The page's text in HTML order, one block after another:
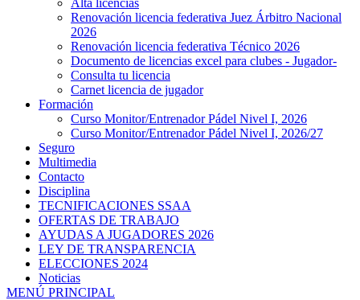
Alta licencias
Renovación licencia federativa Juez Árbitro Nacional
2026
Renovación licencia federativa Técnico 2026
Documento de licencias excel para clubes - Jugador-
Consulta tu licencia
Carnet licencia de jugador
Formación
Curso Monitor/Entrenador Pádel Nivel I, 2026
Curso Monitor/Entrenador Pádel Nivel I, 2026/27
Seguro
Multimedia
Contacto
Disciplina
TECNIFICACIONES SSAA
OFERTAS DE TRABAJO
AYUDAS A JUGADORES 2026
LEY DE TRANSPARENCIA
ELECCIONES 2024
Noticias
MENÚ PRINCIPAL